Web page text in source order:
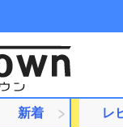
新着 レ